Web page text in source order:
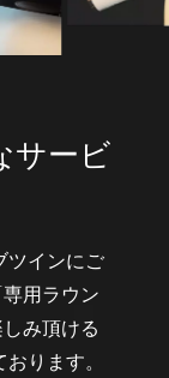
サービ
ツインにご
用ラウン
み頂ける
ります。